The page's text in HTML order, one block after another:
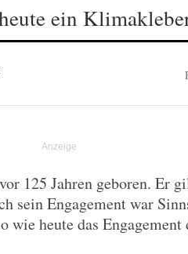
ein
125 Jahren geboren. Er
sein Engagement war
wie heute das